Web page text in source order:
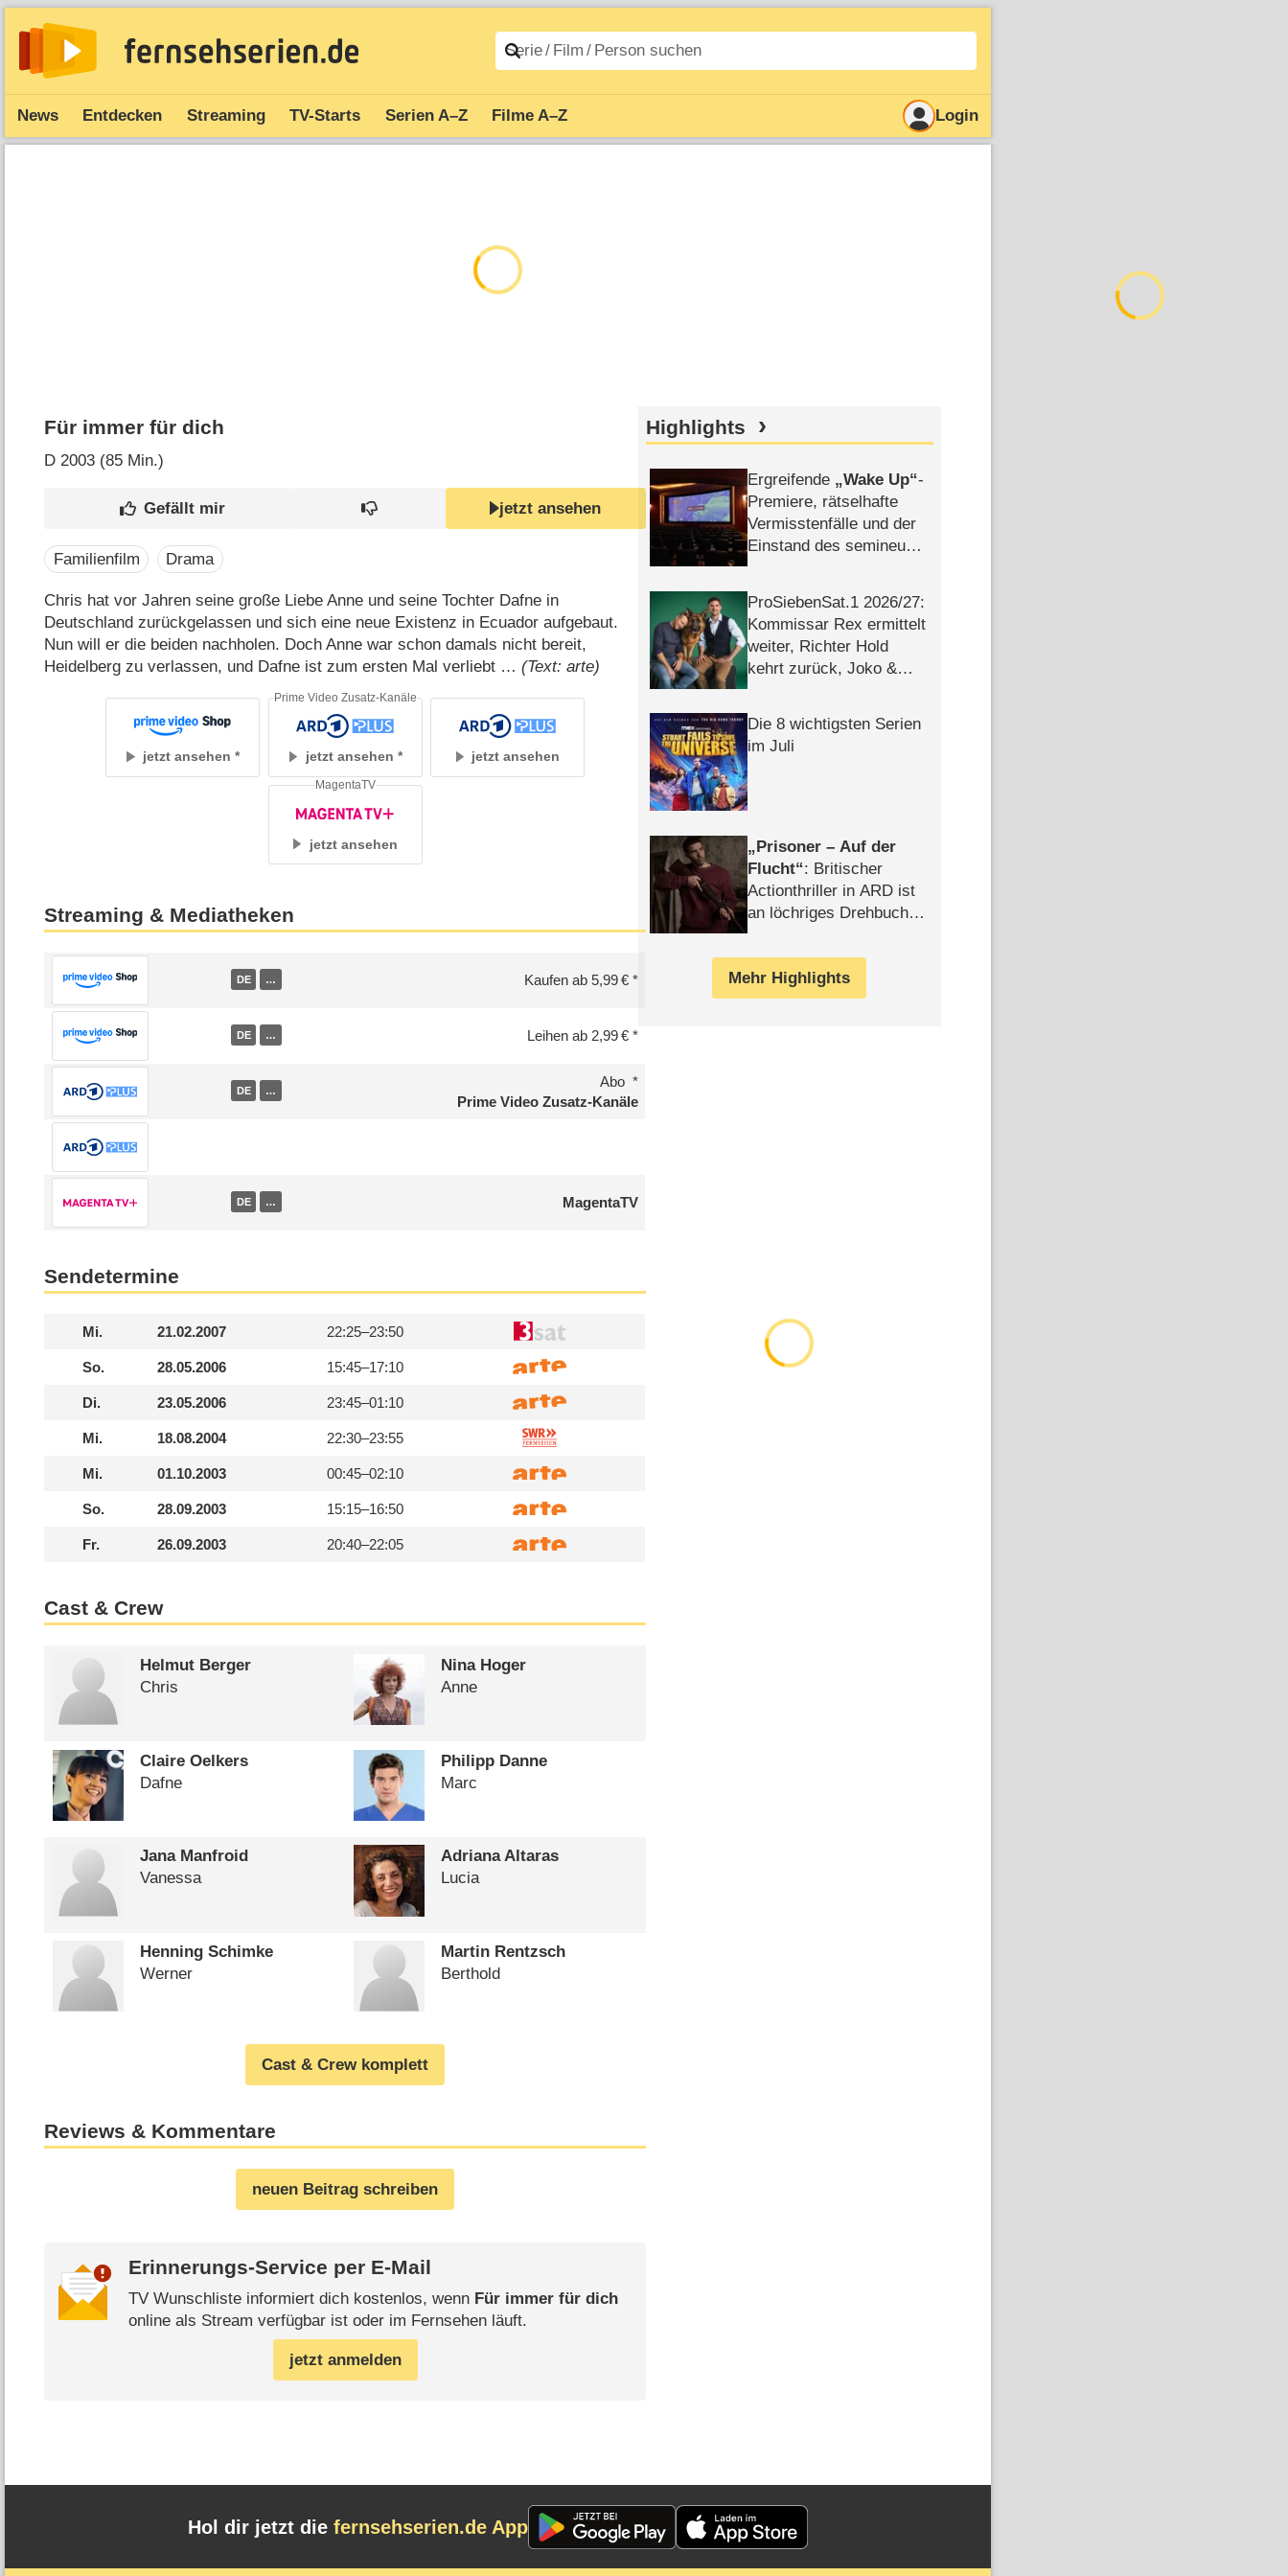
News Entdecken Streaming TV-Starts Serien A–Z Filme A–Z Login
Für immer für dich
D 2003 (85 Min.)
jetzt ansehen
Familienfilm Drama
Chris hat vor Jahren seine große Liebe Anne und seine Tochter Dafne in
Deutschland zurückgelassen und sich eine neue Existenz in Ecuador aufgebaut.
Nun will er die beiden nachholen. Doch Anne war schon damals nicht bereit,
Heidelberg zu verlassen, und Dafne ist zum ersten Mal verliebt …(Text: arte)
jetzt ansehen jetzt ansehen
Prime Video Zusatz-Kanäle
jetzt ansehen
jetzt ansehen
MagentaTV
Streaming & Mediatheken
DE … Kaufen ab 5,99 €
DE … Leihen ab 2,99 €
DE …
Abo
Prime Video Zusatz-Kanäle
DE … MagentaTV
Sendetermine
Mi. 21.02.2007 22:25–23:50
So. 28.05.2006 15:45–17:10
Di. 23.05.2006 23:45–01:10
Mi. 18.08.2004 22:30–23:55
Mi. 01.10.2003 00:45–02:10
So. 28.09.2003 15:15–16:50
Fr. 26.09.2003 20:40–22:05
Cast & Crew
Helmut Berger
Chris
Nina Hoger
Anne
Claire Oelkers
Dafne
Philipp Danne
Marc
Jana Manfroid
Vanessa
Adriana Altaras
Lucia
Henning Schimke
Werner
Martin Rentzsch
Berthold
Cast & Crew komplett
Reviews & Kommentare
neuen Beitrag schreiben
Erinnerungs-Service per E-Mail
TV Wunschliste informiert dich kostenlos, wenn Für immer für dich
online als Stream verfügbar ist oder im Fernsehen läuft.
jetzt anmelden
Highlights
Ergreifende Wake Up -
Premiere, rätselhafte
Vermisstenfälle und der
Einstand des semineuen
ProSiebenSat.1 2026/​27:
Kommissar Rex ermittelt
weiter, Richter Hold
kehrt zurück, Joko &
Die 8 wichtigsten Serien
im Juli
Prisoner – Auf der
Flucht : Britischer
Actionthriller in ARD ist
an löchriges Drehbuch
Mehr Highlights
Hol dir jetzt die fernsehserien.de App